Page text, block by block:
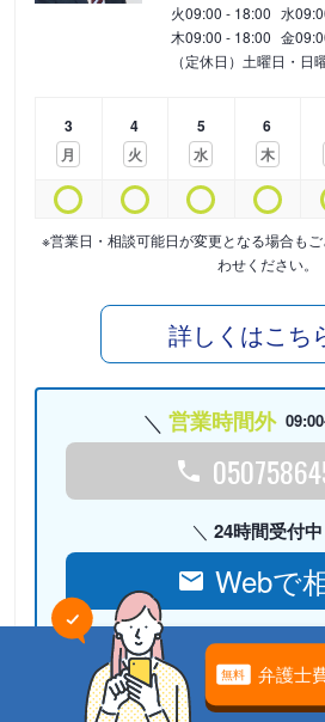
火09:00 - 18:00 水
木09:00 - 18:00 金
（定休日）土曜日・日
3
月
4
火
5
水
6
木
※営業日・相談可能日が変更となる場合も
わせください。
詳しくはこち
営業時間外
24時間受付中
Webで